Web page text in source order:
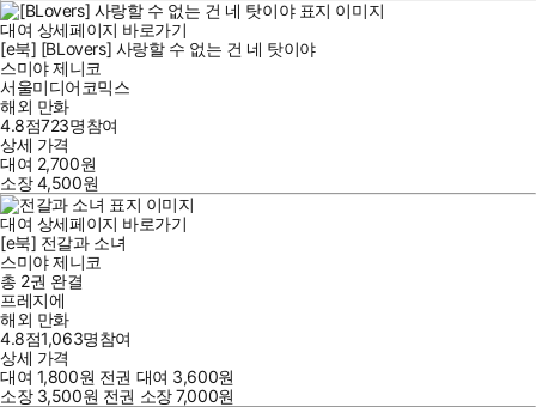
대여 상세페이지 바로가기
[e북] [BLovers] 사랑할 수 없는 건 네 탓이야
스미야 제니코
서울미디어코믹스
해외 만화
4.8점723명참여
상세 가격
대여 2,700원
소장4,500원
대여 상세페이지 바로가기
[e북] 전갈과 소녀
스미야 제니코
총 2권 완결
프레지에
해외 만화
4.8점1,063명참여
상세 가격
대여 1,800원 전권 대여 3,600원
소장 3,500원 전권 소장7,000원